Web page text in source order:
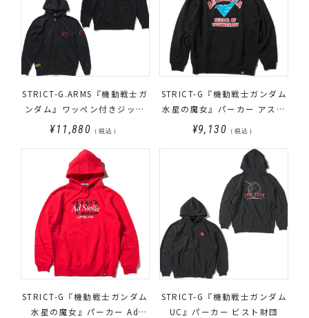
STRICT-G.ARMS『機動戦士ガ
ンダム』ワッペン付きジップ
パーカー RED COMET
¥11,880 （税込）
STRICT-G『機動戦士ガンダム
水星の魔女』パーカー アステ
ィカシア高等専門学園 ロゴ
¥9,130 （税込）
STRICT-G『機動戦士ガンダム
水星の魔女』パーカー Ad
STRICT-G『機動戦士ガンダム
UC』パーカー ビスト財団